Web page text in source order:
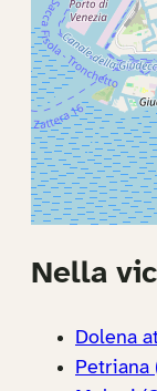
Nella
Dolena
Petriana